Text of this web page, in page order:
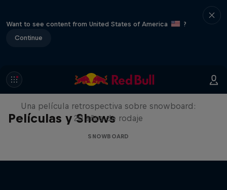
Want to see content from United States of America
?
Continue
Películas y Shows
Under Black Flag
Una película retrospectiva sobre snowboard:
20 años de rodaje
SNOWBOARD